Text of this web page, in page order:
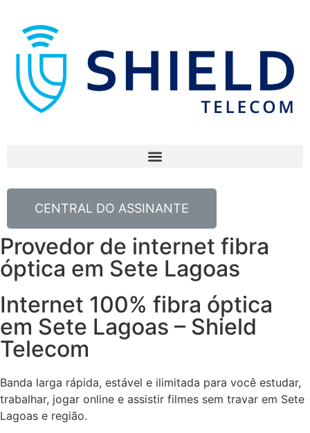
CENTRAL DO ASSINANTE
Provedor de internet fibra
óptica em Sete Lagoas
Internet 100% fibra óptica
em Sete Lagoas – Shield
Telecom
Banda larga rápida, estável e ilimitada para você estudar,
trabalhar, jogar online e assistir filmes sem travar em Sete
Lagoas e região.